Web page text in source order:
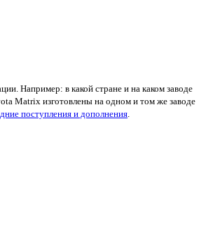
Например: в какой стране и на каком заводе
Matrix изготовлены на одном и том же заводе
поступления и дополнения.